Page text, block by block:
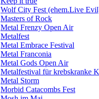
Wolf City Fest (ehem.Live
Masters of Rock
Metal Frenzy Open Air
Metalfest
Metal Embrace Festival
Metal Franconia
Metal Gods Open Air
Metalfestival für krebskranke
Metal Storm
Morbid Catacombs Fest